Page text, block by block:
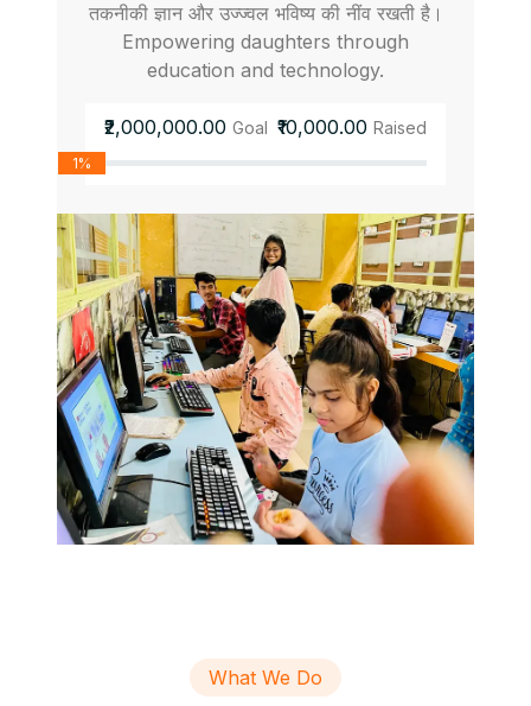
तकनीकी ज्ञान और उज्ज्वल भविष्य की नींव रखती है।
Empowering daughters through
education and technology.
₹2,000,000.00 Goal ₹10,000.00 Raised
1%
What We Do